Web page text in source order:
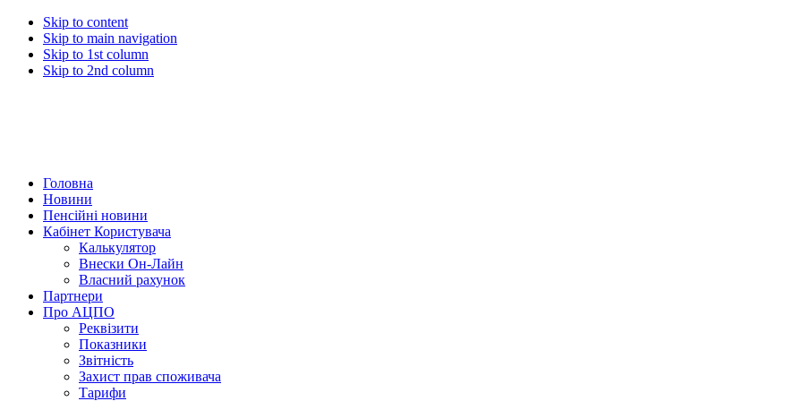
Skip to content
Skip to main navigation
Skip to 1st column
Skip to 2nd column
Головна
Новини
Пенсійні новини
Кабінет Користувача
Калькулятор
Внески Он-Лайн
Власний рахунок
Партнери
Про АЦПО
Реквізити
Показники
Звітність
Захист прав споживача
Тарифи